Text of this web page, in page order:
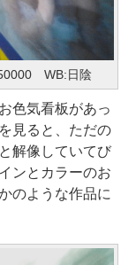
WB:日陰
色気看板があっ
見ると、ただの
解像していてび
ンとカラーのお
のような作品に